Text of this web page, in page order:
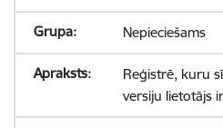
Nepieciešams
Reģistrē, kuru
versiju lietotājs